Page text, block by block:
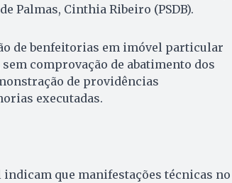
Palmas, Cinthia Ribeiro (PSDB).
de benfeitorias em imóvel particular
comprovação de abatimento dos
de providências
executadas.
que manifestações técnicas no